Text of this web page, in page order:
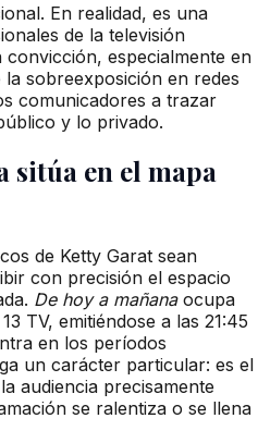
En realidad, es una
de la televisión
especialmente en
sobreexposición en redes
comunicadores a trazar
y lo privado.
sitúa en el mapa
de Ketty Garat sean
con precisión el espacio
De hoy a mañanaocupa
TV, emitiéndose a las 21:45
en los períodos
un carácter particular: es el
audiencia precisamente
se ralentiza o se llena